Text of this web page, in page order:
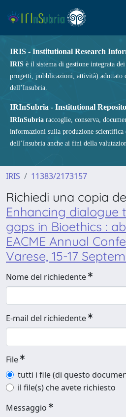
IRIS - Institutional Research
IRIS è il sistema di gestione integrata
progetti, pubblicazioni, attività) adottato
dell’Insubria.
IRInSubria - Institutional
IRInSubria raccoglie, conserva,
informazioni sulla produzione
dell’Insubria anche ai fini della
IRIS 11383/2173157
Richiedi una copia
Enhancing dialogue
gaps in Bioethics :
EACME Annual
Varese, 15-17
Nome del richiedente
E-mail del richiedente
File
tutti i file (di questo
il file(s) che avete richiesto
Messaggio